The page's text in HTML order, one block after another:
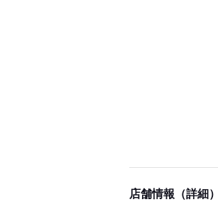
店舗情報（詳細）